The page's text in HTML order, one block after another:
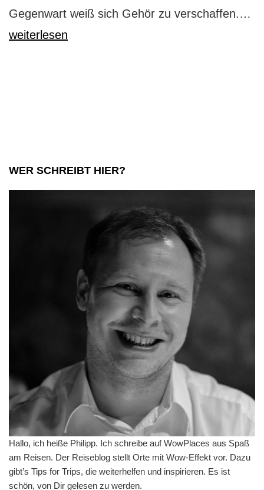
Gegenwart weiß sich Gehör zu verschaffen.…
weiterlesen
WER SCHREIBT HIER?
Hallo, ich heiße Philipp. Ich schreibe auf WowPlaces aus Spaß
am Reisen. Der Reiseblog stellt Orte mit Wow-Effekt vor. Dazu
gibt’s Tips for Trips, die weiterhelfen und inspirieren. Es ist
schön, von Dir gelesen zu werden.